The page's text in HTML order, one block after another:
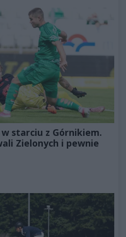
starciu z Górnikiem.
Zielonych i pewnie